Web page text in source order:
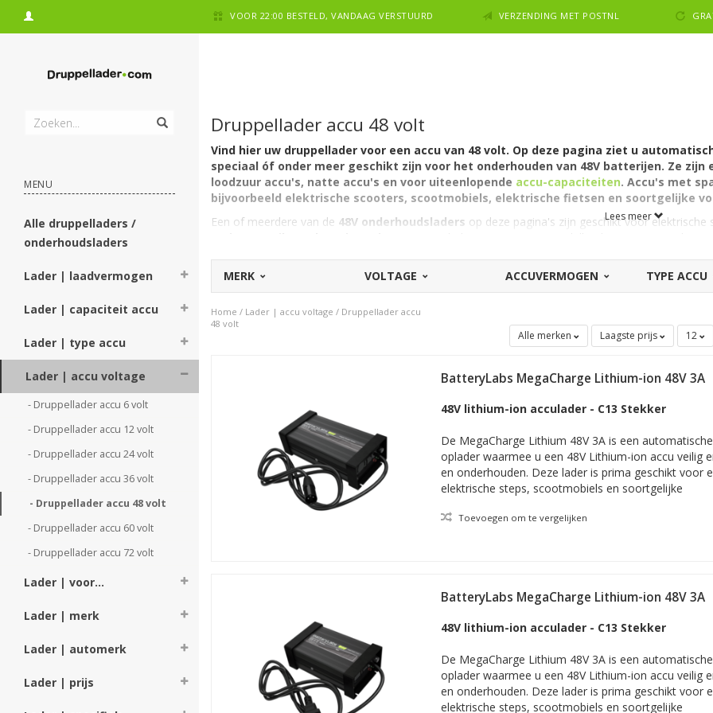
VOOR 22:00 BESTELD, VANDAAG VERSTUURD VERZENDING MET POSTNL
MENU
Alle druppelladers /
onderhoudsladers
Lader | laadvermogen
Lader | capaciteit accu
Lader | type accu
Lader | accu voltage
- Druppellader accu 6 volt
- Druppellader accu 12 volt
- Druppellader accu 24 volt
- Druppellader accu 36 volt
- Druppellader accu 48 volt
- Druppellader accu 60 volt
- Druppellader accu 72 volt
Lader | voor...
Lader | merk
Lader | automerk
Lader | prijs
Druppellader accu 48 volt
Vind hier uw druppellader voor een accu van 48 volt. Op deze pagina ziet u
speciaal óf onder meer geschikt zijn voor het onderhouden van 48V batterijen. Ze zijn
loodzuur accu's, natte accu's en voor uiteenlopende accu-capaciteiten. Accu's met
bijvoorbeeld elektrische scooters, scootmobiels, elektrische fietsen en soortgelijke
Een of meerdere van de 48V onderhoudsladers op deze pagina's zijn geschikt voor
doorgaans
Naar Accu Voltage
Druppellader voor 48 volts accu in serie geschakeld
Waar gesproken wordt over een 48V accu, zal in veel gevallen sprake zijn van
accu's in serie zijn geschakeld, dan moet u de voltages bij elkaar optellen om tot het totale
op 48V, heeft u in een dergelijk geval een
48 volts lader
In deze shop: druppelladers voor elk voltage accu
Enige twijfel of de batterij van uw voertuig inderdaad 48 volt is? Of in geval van vier batterijen
Het antwoord vindt u eigenlijk altijd duidelijk vermeld op de accu('s) zelf. Is dit bevestigend, zie
De laders hebben vanzelfsprekend nog tal van andere eigenschappen dan alleen het accu-
daarbij niet alleen aan het accuvermogen en type accu waarvoor de acculader per se passend
technische en gebruiksvriendelijke eigenschappen. Zomaar enkele voorbeelden van
van de accuspanning, led-indicatie, boost snelladen en test- en herstelwerkzaamheden bij
eigenschappen van de druppellader
ten gunste van hetonderhoud, prestatievermogen
standaard bij de van toepassing zijnde specificaties en productbeschrijving op Druppellader.com.
Lees meer
MERK VOLTAGE ACCUVERMOGEN TYPE ACCU
Home / Lader | accu voltage / Druppellader accu
48 volt
Alle merken Laagste prijs 12
BatteryLabs MegaCharge Lithium-ion 48V 3A
48V lithium-ion acculader - C13 Stekker
De MegaCharge Lithium 48V 3A is een
oplader waarmee u een 48V Lithium-ion accu veilig
en onderhouden. Deze lader is prima geschikt voor
elektrische steps, scootmobiels en soortgelijke
Toevoegen om te vergelijken
BatteryLabs MegaCharge Lithium-ion 48V 3A
48V lithium-ion acculader - C13 Stekker
De MegaCharge Lithium 48V 3A is een
oplader waarmee u een 48V Lithium-ion accu veilig
en onderhouden. Deze lader is prima geschikt voor
elektrische steps, scootmobiels en soortgelijke